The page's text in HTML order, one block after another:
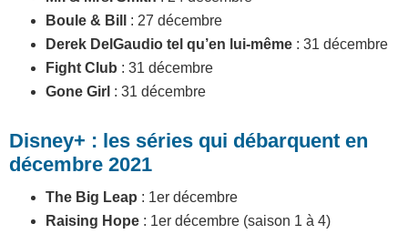
Boule & Bill
: 27 décembre
Derek DelGaudio tel qu’en lui-même : 31 décembre
Fight Club : 31 décembre
Gone Girl : 31 décembre
Disney+ : les séries qui débarquent en
décembre 2021
The Big Leap : 1er décembre
Raising Hope : 1er décembre (saison 1 à 4)